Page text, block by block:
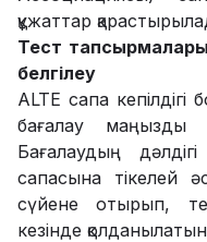
құжаттар
Тест
белгілеу
ALTE сапа
бағалау маңызды
Бағалаудың
сапасына тікелей
сүйене отырып,
кезінде